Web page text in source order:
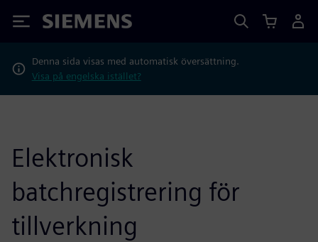
Siemens
Denna sida visas med automatisk översättning.
Visa på engelska istället?
Elektronisk
batchregistrering för
tillverkning